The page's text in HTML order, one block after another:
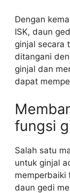
Dengan
ISK, daun
ginjal secara
ditangani
ginjal dan
dapat
fungsi
Salah satu
untuk ginjal
memperbaiki
daun gedi